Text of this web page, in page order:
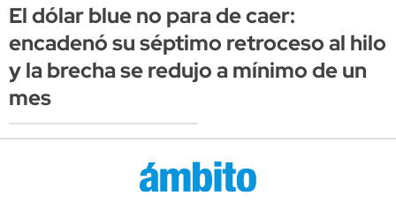
El dólar blue no para de caer:
encadenó su séptimo retroceso al hilo
y la brecha se redujo a mínimo de un
mes